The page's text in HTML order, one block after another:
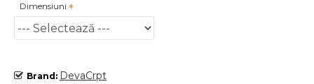
Brand: DevaCrpt
Dimensiuni